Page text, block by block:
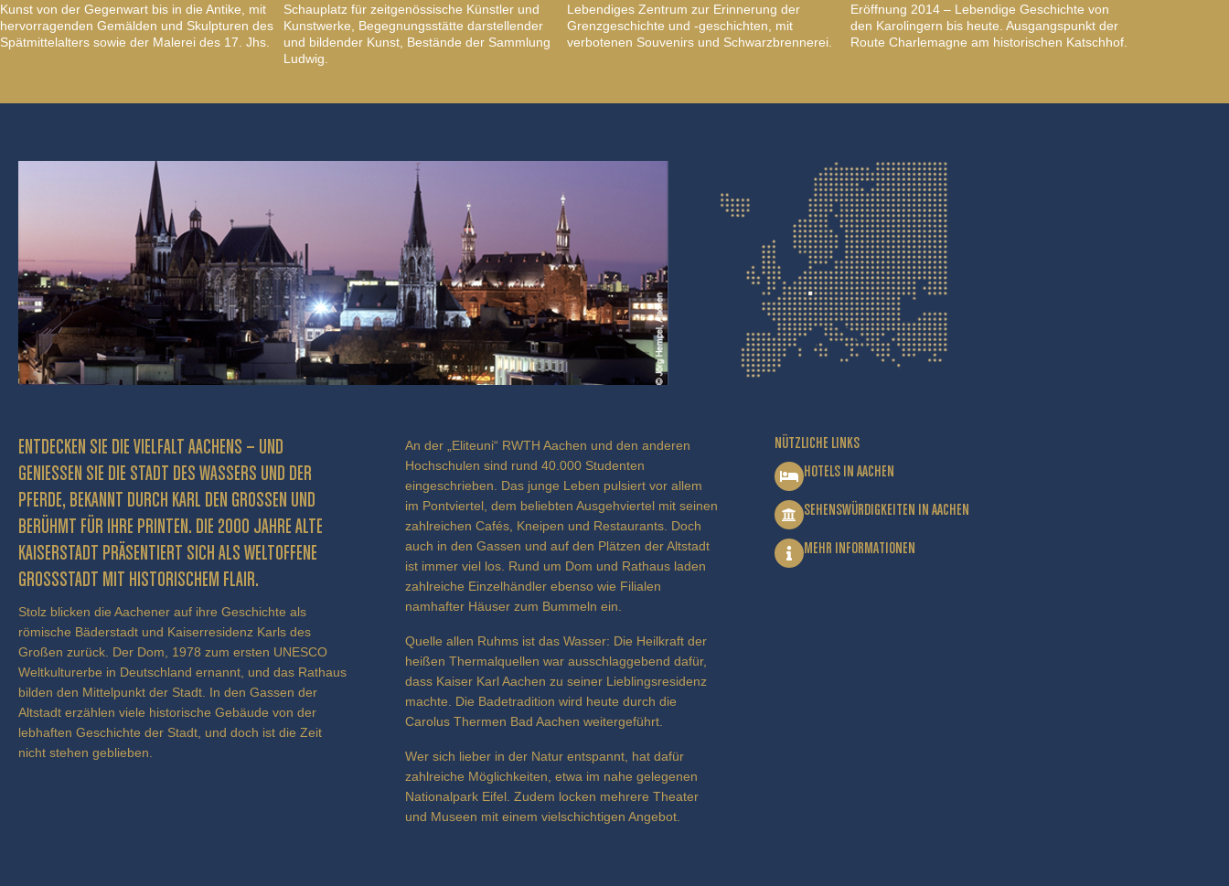
Kunst von der Gegenwart bis in die Antike, mit
hervorragenden Gemälden und Skulpturen des
Spätmittelalters sowie der Malerei des 17. Jhs.
Schauplatz für zeitgenössische Künstler und
Kunstwerke, Begegnungsstätte darstellender
und bildender Kunst, Bestände der Sammlung
Ludwig.
Lebendiges Zentrum zur Erinnerung der
Grenzgeschichte und -geschichten, mit
verbotenen Souvenirs und Schwarzbrennerei.
Eröffnung 2014 – Lebendige Geschichte von
den Karolingern bis heute. Ausgangspunkt der
Route Charlemagne am historischen Katschhof.
ENTDECKEN SIE DIE VIELFALT AACHENS – UND
GENIESSEN SIE DIE STADT DES WASSERS UND DER P
FERDE, BEKANNT DURCH KARL DEN GROSSEN UND BE
RÜHMT FÜR IHRE PRINTEN. DIE 2000 JAHRE ALTE KA
ISERSTADT PRÄSENTIERT SICH ALS WELTOFFENE GR
OSSSTADT MIT HISTORISCHEM FLAIR.
Stolz blicken die Aachener auf ihre Geschichte als
römische Bäderstadt und Kaiserresidenz Karls des
Großen zurück. Der Dom, 1978 zum ersten UNESCO
Weltkulturerbe in Deutschland ernannt, und das Rathaus
bilden den Mittelpunkt der Stadt. In den Gassen der
Altstadt erzählen viele historische Gebäude von der
lebhaften Geschichte der Stadt, und doch ist die Zeit
nicht stehen geblieben.
An der „Eliteuni“ RWTH Aachen und den anderen
Hochschulen sind rund 40.000 Studenten
eingeschrieben. Das junge Leben pulsiert vor allem
im Pontviertel, dem beliebten Ausgehviertel mit seinen
zahlreichen Cafés, Kneipen und Restaurants. Doch
auch in den Gassen und auf den Plätzen der Altstadt
ist immer viel los. Rund um Dom und Rathaus laden
zahlreiche Einzelhändler ebenso wie Filialen
namhafter Häuser zum Bummeln ein.
Quelle allen Ruhms ist das Wasser: Die Heilkraft der
heißen Thermalquellen war ausschlaggebend dafür,
dass Kaiser Karl Aachen zu seiner Lieblingsresidenz
machte. Die Badetradition wird heute durch die
Carolus Thermen Bad Aachen weitergeführt.
Wer sich lieber in der Natur entspannt, hat dafür
zahlreiche Möglichkeiten, etwa im nahe gelegenen
Nationalpark Eifel. Zudem locken mehrere Theater
und Museen mit einem vielschichtigen Angebot.
NÜTZLICHE LINKS
HOTELS IN AACHEN
SEHENSWÜRDIGKEITEN IN AACHEN
MEHR INFORMATIONEN